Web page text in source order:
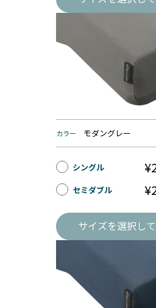
カラー モダングレー
シングル
セミダブル
サイズを選択し